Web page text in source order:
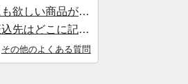
注文送信後、他にも欲しい商品が見つかった場合、追加注文できますか？
銀行振り込みの振込先はどこに記載されていますか？
その他のよくある質問